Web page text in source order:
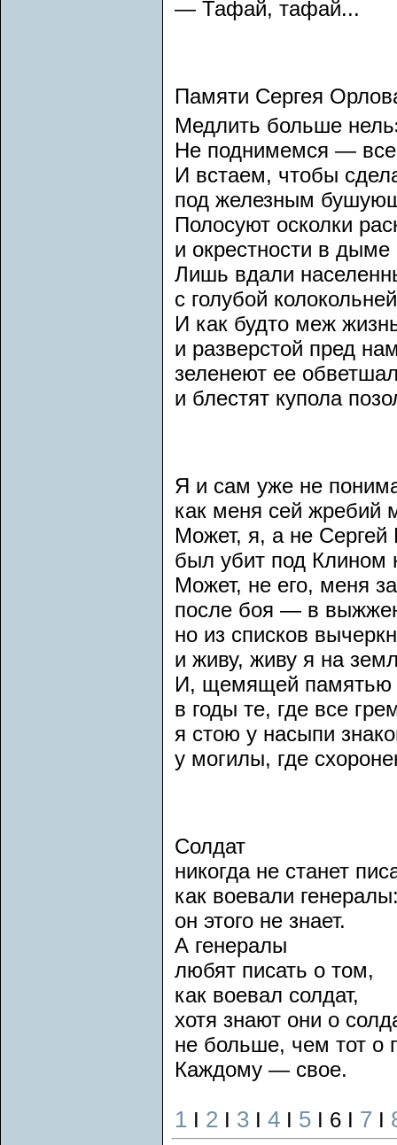
— Тафай, тафай...
Памяти Сергея
Медлить больше
Не поднимемся — все
И встаем, чтобы
под железным
Полосуют осколки
и окрестности в
Лишь вдали
с голубой
И как будто меж
и разверстой пред
зеленеют ее
и блестят купола
Я и сам уже не
как меня сей жребий
Может, я, а не
был убит под Клином
Может, не его, меня
после боя — в
но из списков
и живу, живу я на
И, щемящей памятью
в годы те, где все
я стою у насыпи
у могилы, где
Солдат
никогда не станет
как воевали
он этого не знает.
А генералы
любят писать о том,
как воевал солдат,
хотя знают они о
не больше, чем тот о
Каждому — свое.
1 I 2 I 3 I 4 I 5 I 6 I 7 I